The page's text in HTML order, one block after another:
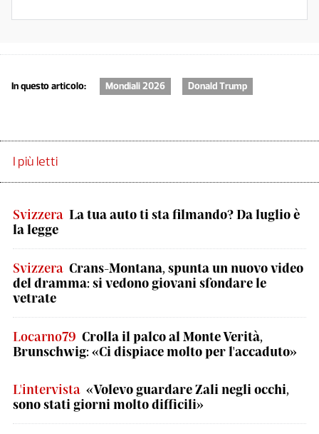
In questo articolo: Mondiali 2026 Donald Trump
I più letti
Svizzera La tua auto ti sta filmando? Da luglio è
la legge
Svizzera Crans-Montana, spunta un nuovo video
del dramma: si vedono giovani sfondare le
vetrate
Locarno79 Crolla il palco al Monte Verità,
Brunschwig: «Ci dispiace molto per l'accaduto»
L'intervista «Volevo guardare Zali negli occhi,
sono stati giorni molto difficili»